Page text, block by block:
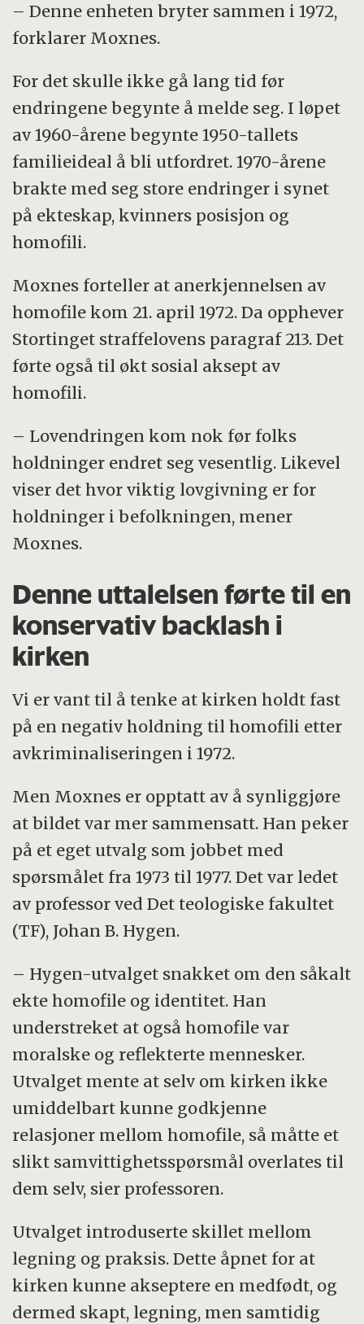
– Denne enheten bryter sammen i 1972,
forklarer Moxnes.
For det skulle ikke gå lang tid før
endringene begynte å melde seg. I løpet
av 1960-årene begynte 1950-tallets
familieideal å bli utfordret. 1970-årene
brakte med seg store endringer i synet
på ekteskap, kvinners posisjon og
homofili.
Moxnes forteller at anerkjennelsen av
homofile kom 21. april 1972. Da opphever
Stortinget straffelovens paragraf 213. Det
førte også til økt sosial aksept av
homofili.
– Lovendringen kom nok før folks
holdninger endret seg vesentlig. Likevel
viser det hvor viktig lovgivning er for
holdninger i befolkningen, mener
Moxnes.
Denne uttalelsen førte til en
konservativ backlash i
kirken
Vi er vant til å tenke at kirken holdt fast
på en negativ holdning til homofili etter
avkriminaliseringen i 1972.
Men Moxnes er opptatt av å synliggjøre
at bildet var mer sammensatt. Han peker
på et eget utvalg som jobbet med
spørsmålet fra 1973 til 1977. Det var ledet
av professor ved Det teologiske fakultet
(TF), Johan B. Hygen.
– Hygen-utvalget snakket om den såkalt
ekte homofile og identitet. Han
understreket at også homofile var
moralske og reflekterte mennesker.
Utvalget mente at selv om kirken ikke
umiddelbart kunne godkjenne
relasjoner mellom homofile, så måtte et
slikt samvittighetsspørsmål overlates til
dem selv, sier professoren.
Utvalget introduserte skillet mellom
legning og praksis. Dette åpnet for at
kirken kunne akseptere en medfødt, og
dermed skapt, legning, men samtidig